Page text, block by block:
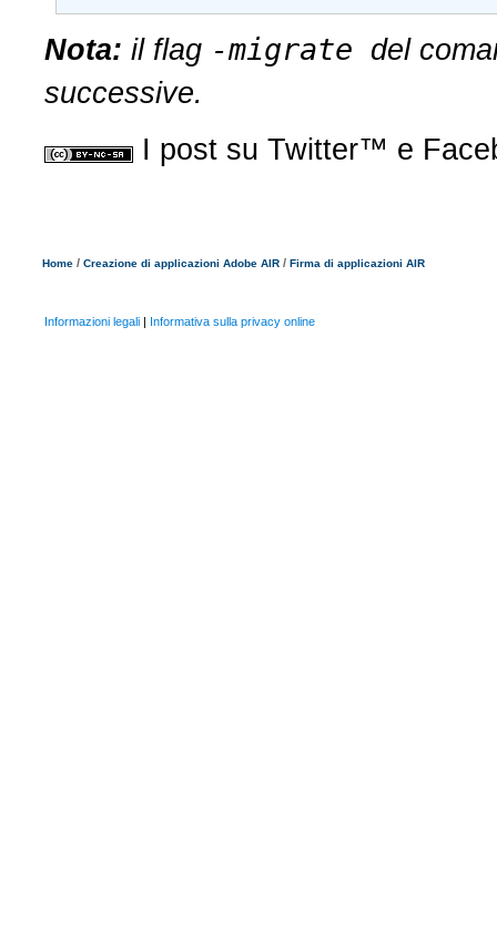
Nota: il flag -migrate del
successive.
I post su Twitter™ e
Home / Creazione di applicazioni Adobe AIR / Firma di applicazioni AIR
Informazioni legali | Informativa sulla privacy online